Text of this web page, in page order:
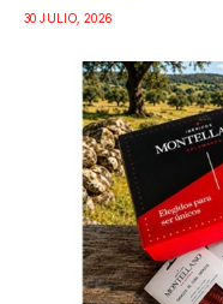
30 JULIO, 2026